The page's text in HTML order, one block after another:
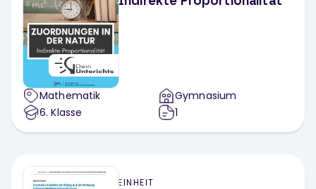
Mathematik
6. Klasse
Gymnasium
1
EINHEIT